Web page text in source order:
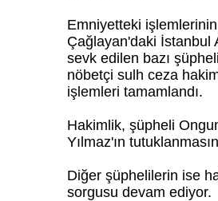
Emniyetteki
Çağlayan'daki İstanbul
sevk edilen bazı
nöbetçi sulh ceza
işlemleri tamamlandı.
Hakimlik, şüpheli
Yılmaz'ın
Diğer şüphelilerin ise
sorgusu devam ediyor.